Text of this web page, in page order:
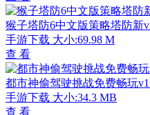
猴子塔防6中文版策略塔防新
手游下载 大小:69.98 M
查 看
都市神偷驾驶挑战免费畅玩
手游下载 大小:34.3 MB
查 看